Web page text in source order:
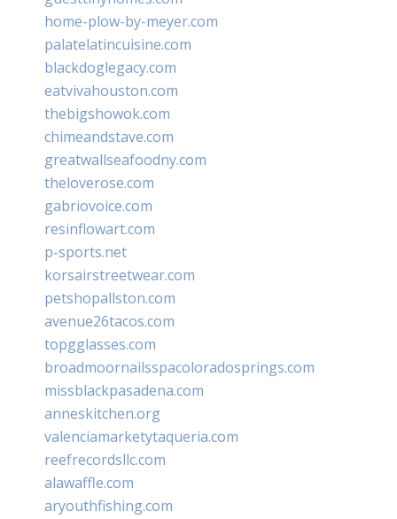
home-plow-by-meyer.com
palatelatincuisine.com
blackdoglegacy.com
eatvivahouston.com
thebigshowok.com
chimeandstave.com
greatwallseafoodny.com
theloverose.com
gabriovoice.com
resinflowart.com
p-sports.net
korsairstreetwear.com
petshopallston.com
avenue26tacos.com
topgglasses.com
broadmoornailsspacoloradosprings.com
missblackpasadena.com
anneskitchen.org
valenciamarketytaqueria.com
reefrecordsllc.com
alawaffle.com
aryouthfishing.com